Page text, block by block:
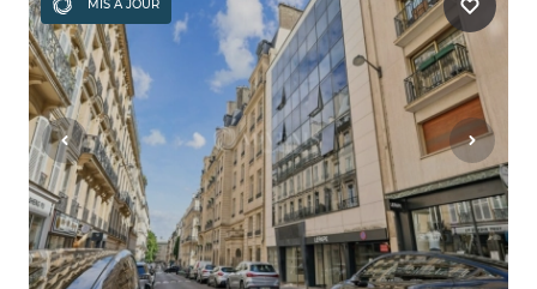
MIS À JOUR